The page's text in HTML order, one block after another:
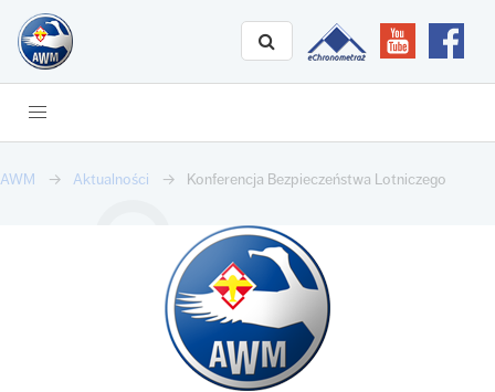
AWM Aktualności Konferencja Bezpieczeństwa Lotniczego